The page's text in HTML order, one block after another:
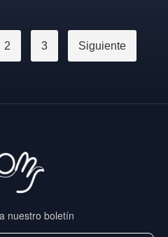
2 3 Siguiente
nuestro boletín